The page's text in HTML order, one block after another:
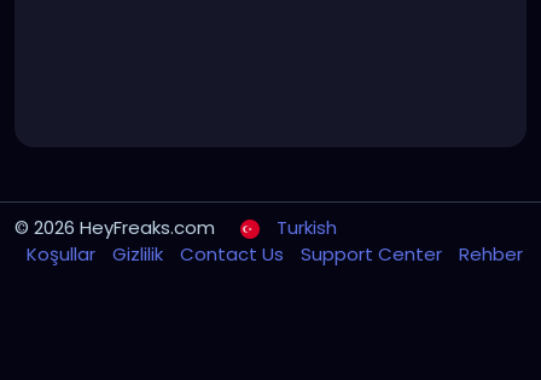
© 2026 HeyFreaks.com
Turkish
Koşullar
Gizlilik Contact Us Support Center Rehber